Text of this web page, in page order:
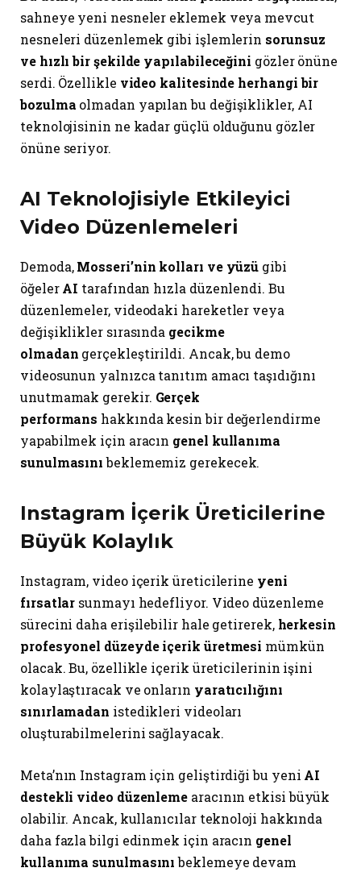
sahneye yeni nesneler eklemek veya mevcut
nesneleri düzenlemek gibi işlemlerin sorunsuz
ve hızlı bir şekilde yapılabileceğini gözler önüne
serdi. Özellikle video kalitesinde herhangi bir
bozulma olmadan yapılan bu değişiklikler, AI
teknolojisinin ne kadar güçlü olduğunu gözler
önüne seriyor.
AI Teknolojisiyle Etkileyici
Video Düzenlemeleri
Demoda,Mosseri’nin kolları ve yüzü gibi
öğelerAI tarafından hızla düzenlendi. Bu
düzenlemeler, videodaki hareketler veya
değişiklikler sırasında gecikme
olmadan gerçekleştirildi. Ancak, bu demo
videosunun yalnızca tanıtım amacı taşıdığını
unutmamak gerekir. Gerçek
performans hakkında kesin bir değerlendirme
yapabilmek için aracın genel kullanıma
sunulmasınıbeklememiz gerekecek.
Instagram İçerik Üreticilerine
Büyük Kolaylık
Instagram, video içerik üreticilerine yeni
fırsatlar sunmayı hedefliyor. Video düzenleme
sürecini daha erişilebilir hale getirerek, herkesin
profesyonel düzeyde içerik üretmesi mümkün
olacak. Bu, özellikle içerik üreticilerinin işini
kolaylaştıracak ve onların yaratıcılığını
sınırlamadan istedikleri videoları
oluşturabilmelerini sağlayacak.
Meta’nın Instagram için geliştirdiği bu yeni AI
destekli video düzenleme aracının etkisi büyük
olabilir. Ancak, kullanıcılar teknoloji hakkında
daha fazla bilgi edinmek için aracın genel
kullanıma sunulmasınıbeklemeye devam